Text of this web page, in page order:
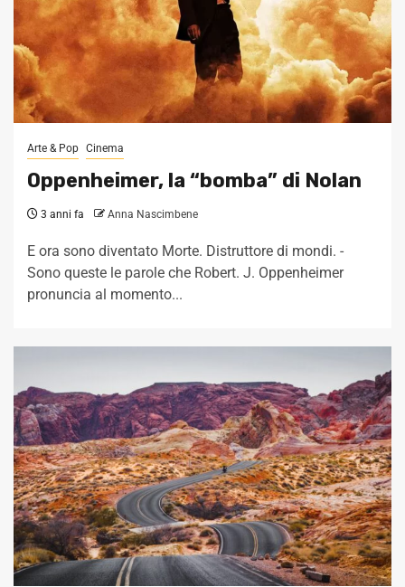
Arte & Pop Cinema
Oppenheimer, la “bomba” di Nolan
3 anni fa Anna Nascimbene
E ora sono diventato Morte. Distruttore di mondi. -
Sono queste le parole che Robert. J. Oppenheimer
pronuncia al momento...